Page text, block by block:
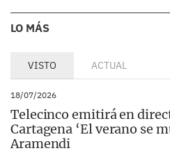
LO MÁS
VISTO ACTUAL
18/07/2026
Telecinco emitirá en
Cartagena ‘El verano se
Aramendi